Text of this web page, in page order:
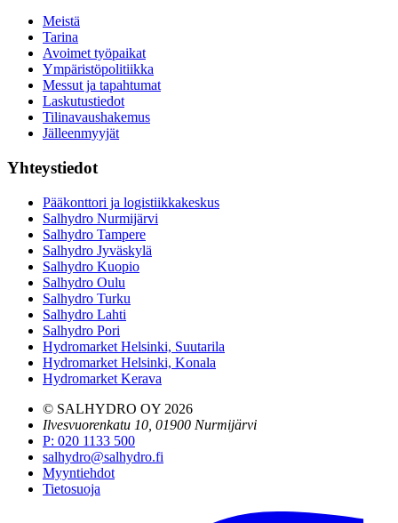
Meistä
Tarina
Avoimet työpaikat
Ympäristöpolitiikka
Messut ja tapahtumat
Laskutustiedot
Tilinavaushakemus
Jälleenmyyjät
Yhteystiedot
Pääkonttori ja logistiikkakeskus
Salhydro Nurmijärvi
Salhydro Tampere
Salhydro Jyväskylä
Salhydro Kuopio
Salhydro Oulu
Salhydro Turku
Salhydro Lahti
Salhydro Pori
Hydromarket Helsinki, Suutarila
Hydromarket Helsinki, Konala
Hydromarket Kerava
© SALHYDRO OY 2026
Ilvesvuorenkatu 10, 01900 Nurmijärvi
P: 020 1133 500
salhydro@salhydro.fi
Myyntiehdot
Tietosuoja